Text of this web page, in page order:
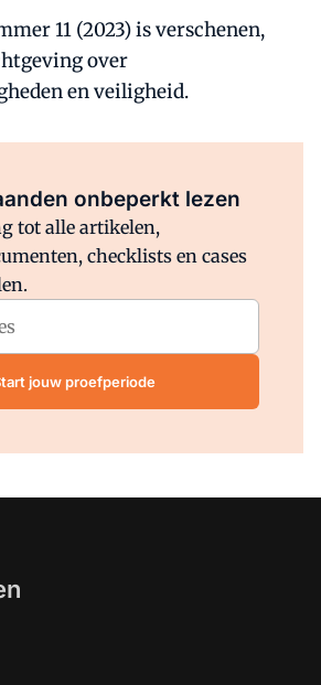
11 (2023) is verschenen,
over
en veiligheid.
onbeperkt lezen
tot alle artikelen,
checklists en cases
jouw proefperiode